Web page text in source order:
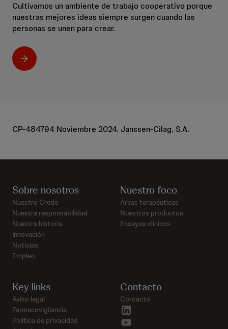
Cultivamos un ambiente de trabajo cooperativo porque
nuestras mejores ideas siempre surgen cuando las
personas se unen para crear.
CP-484794 Noviembre 2024. Janssen-Cilag, S.A.
Sobre nosotros
Nuestro Credo
Nuestra responsabilidad
Nuestra historia
Innovación
Noticias
Empleo
Nuestro foco
Áreas terapéuticas
Nuestros productos
Ensayos clínicos
Contacto
Contacto
Key links
Aviso legal
Farmacovigilancia
Política de privacidad